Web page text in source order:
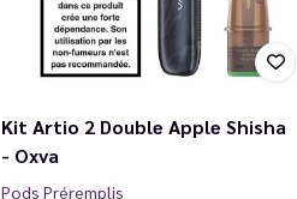
Kit Artio 2 Double Apple Shisha
- Oxva
Pods Préremplis